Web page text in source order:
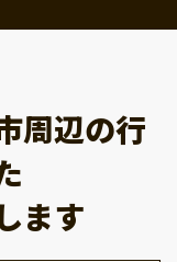
周辺の行
ます